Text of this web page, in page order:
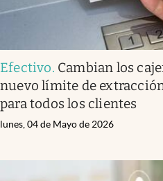
Efectivo. Cambian los
nuevo límite de
para todos los clientes
lunes, 04 de Mayo de 2026